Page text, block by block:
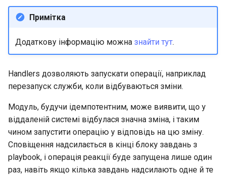
Примітка
Додаткову інформацію можна знайти тут.
Handlers дозволяють запускати операції, наприклад
перезапуск служби, коли відбуваються зміни.
Модуль, будучи ідемпотентним, може виявити, що у
віддаленій системі відбулася значна зміна, і таким
чином запустити операцію у відповідь на цю зміну.
Сповіщення надсилається в кінці блоку завдань з
playbook, і операція реакції буде запущена лише один
раз, навіть якщо кілька завдань надсилають одне й те